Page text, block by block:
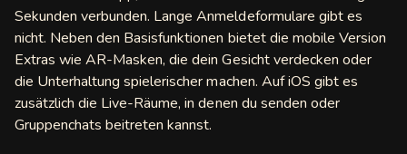
Sekunden verbunden. Lange Anmeldeformulare gibt es
nicht. Neben den Basisfunktionen bietet die mobile Version
Extras wie AR-Masken, die dein Gesicht verdecken oder
die Unterhaltung spielerischer machen. Auf iOS gibt es
zusätzlich die Live-Räume, in denen du senden oder
Gruppenchats beitreten kannst.